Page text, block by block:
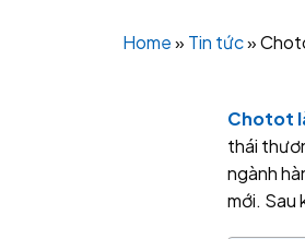
Home» Tin tức»
Chotot
thái
ngành
mới. Sau